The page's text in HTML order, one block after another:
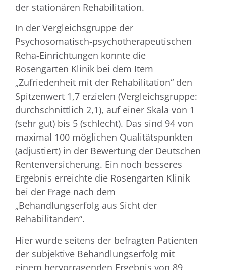
der stationären Rehabilitation.
In der Vergleichsgruppe der
Psychosomatisch-psychotherapeutischen
Reha-Einrichtungen konnte die
Rosengarten Klinik bei dem Item
„Zufriedenheit mit der Rehabilitation“ den
Spitzenwert 1,7 erzielen (Vergleichsgruppe:
durchschnittlich 2,1), auf einer Skala von 1
(sehr gut) bis 5 (schlecht). Das sind 94 von
maximal 100 möglichen Qualitätspunkten
(adjustiert) in der Bewertung der Deutschen
Rentenversicherung. Ein noch besseres
Ergebnis erreichte die Rosengarten Klinik
bei der Frage nach dem
„Behandlungserfolg aus Sicht der
Rehabilitanden“.
Hier wurde seitens der befragten Patienten
der subjektive Behandlungserfolg mit
einem hervorragenden Ergebnis von 89